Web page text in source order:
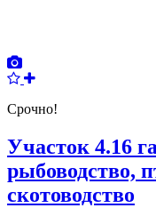
Срочно!
Участок 4.16
рыбоводство,
скотоводство